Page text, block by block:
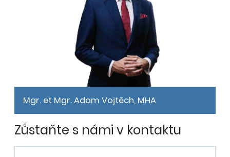
Mgr. et Mgr. Adam Vojtěch, MHA
Zůstaňte s námi v kontaktu